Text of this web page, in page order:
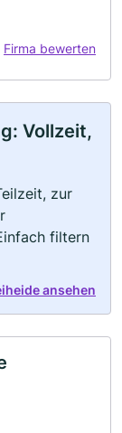
Firma bewerten
Vollzeit,
zur
filtern
ansehen